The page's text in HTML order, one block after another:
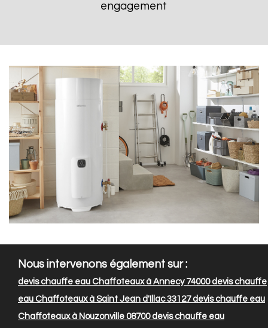
engagement
Nous intervenons également sur :
devis chauffe eau Chaffoteaux à Annecy 74000devis chauffe
eau Chaffoteaux à Saint Jean d'Illac 33127devis chauffe eau
Chaffoteaux à Nouzonville 08700devis chauffe eau